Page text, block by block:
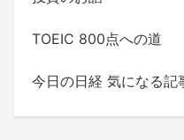
TOEIC 800点への道
今日の日経 気になる記